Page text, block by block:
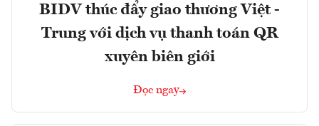
BIDV thúc đẩy giao thương Việt -
Trung với dịch vụ thanh toán QR
xuyên biên giới
Đọc ngay